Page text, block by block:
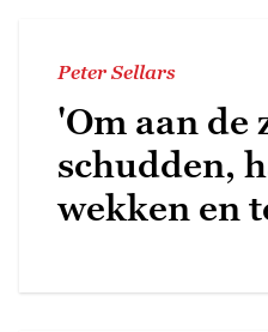
Peter Sellars
'Om aan de
schudden,
wekken en